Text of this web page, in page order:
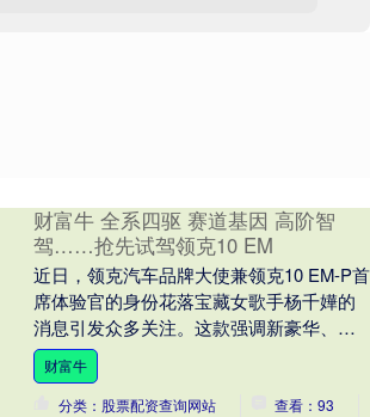
财富牛 全系四驱 赛道基因 高阶智
驾……抢先试驾领克10 EM
近日，领克汽车品牌大使兼领克10 EM-P首
席体验官的身份花落宝藏女歌手杨千嬅的
消息引发众多关注。这款强调新豪华、新
智能、新出行理念的新车领克10 EM-P将
于....
财富牛
分类：股票配资查询网站
查看：93